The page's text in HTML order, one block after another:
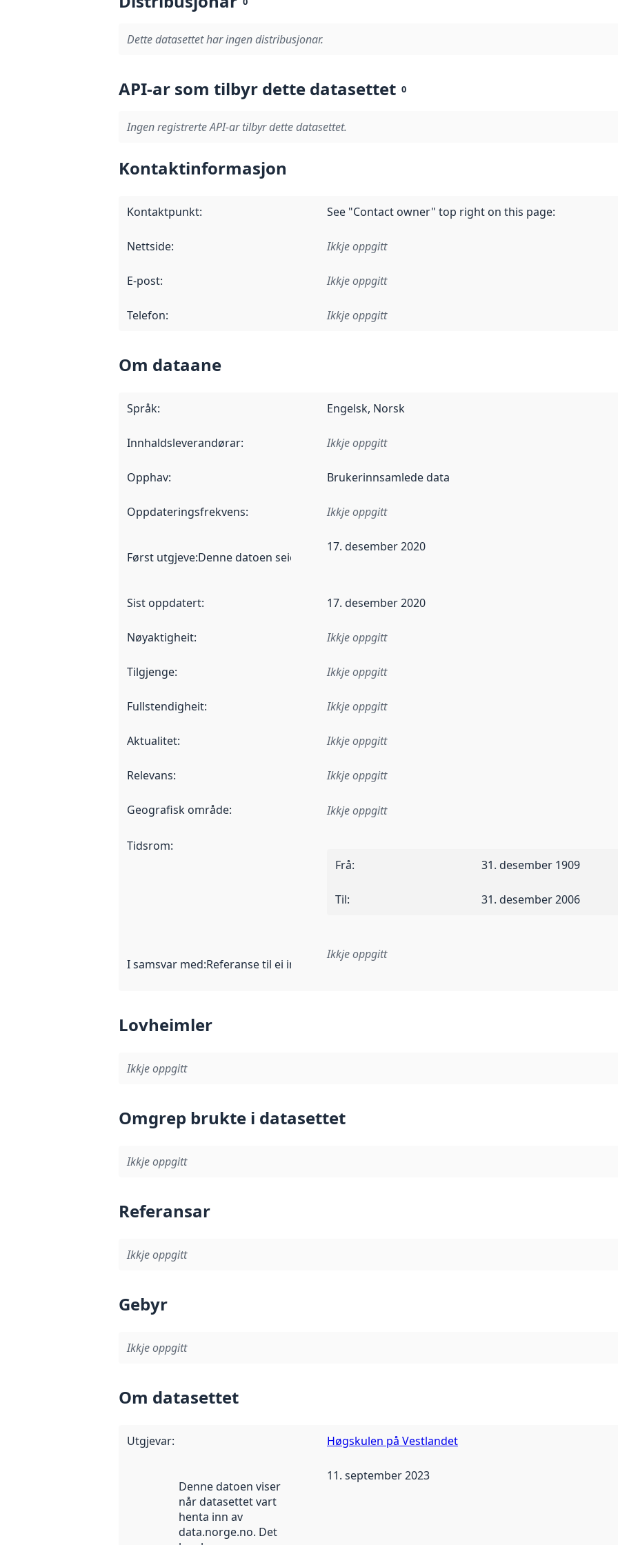
Dette datasettet har ingen distribusjonar.
API-ar som tilbyr dette datasettet 0
Ingen registrerte API-ar tilbyr dette datasettet.
Kontaktinformasjon
Kontaktpunkt: See "Contact owner" top right on this page:
Nettside: Ikkje oppgitt
E-post: Ikkje oppgitt
Telefon: Ikkje oppgitt
Om dataane
Språk: Engelsk, Norsk
Innhaldsleverandørar: Ikkje oppgitt
Opphav: Brukerinnsamlede data
Oppdateringsfrekvens: Ikkje oppgitt
Først utgjeve:Denne datoen seier når dataa i dette datasettet først blei utgitt. Det kan ha
17. desember 2020
Sist oppdatert: 17. desember 2020
Nøyaktigheit: Ikkje oppgitt
Tilgjenge: Ikkje oppgitt
Fullstendigheit: Ikkje oppgitt
Aktualitet: Ikkje oppgitt
Relevans: Ikkje oppgitt
Geografisk område: Ikkje oppgitt
Tidsrom:
Frå: 31. desember 1909
Til: 31. desember 2006
I samsvar med:Referanse til ei implementeringsregel eller anna spesifikasjon som ligg til
Ikkje oppgitt
Lovheimler
Ikkje oppgitt
Omgrep brukte i datasettet
Ikkje oppgitt
Referansar
Ikkje oppgitt
Gebyr
Ikkje oppgitt
Om datasettet
Utgjevar: Høgskulen på Vestlandet
Denne datoen viser
når datasettet vart
henta inn av
data.norge.no. Det
11. september 2023